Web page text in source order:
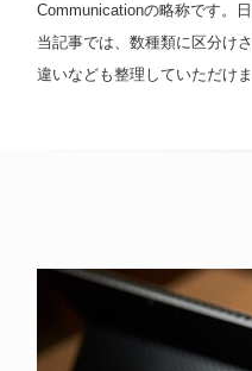
Communicationの略称です。
当記事では、数種類に区分け
違いなども整理していただけま